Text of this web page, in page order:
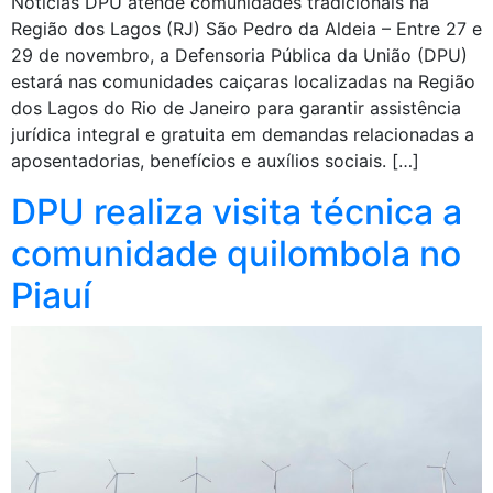
Região dos Lagos (RJ) São Pedro da Aldeia – Entre 27 e
29 de novembro, a Defensoria Pública da União (DPU)
estará nas comunidades caiçaras localizadas na Região
dos Lagos do Rio de Janeiro para garantir assistência
jurídica integral e gratuita em demandas relacionadas a
aposentadorias, benefícios e auxílios sociais. […]
DPU realiza visita técnica a
comunidade quilombola no
Piauí